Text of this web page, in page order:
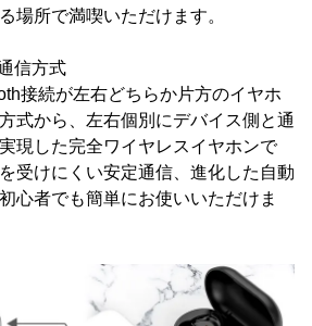
場所で満喫いただけます。
信方式
接続が左右どちらか片方のイヤホ
式から、左右個別にデバイス側と通
現した完全ワイヤレスイヤホンで
受けにくい安定通信、進化した自動
心者でも簡単にお使いいただけま